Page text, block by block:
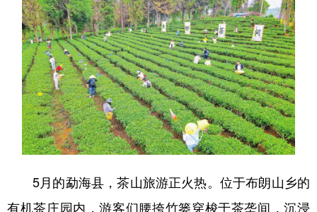
图片
经济 服务 云南故事
云南青年说 趣看文物
5月的勐海县，茶山旅游正火热。位于布朗山乡的
有机茶庄园内，游客们腰挎竹篓穿梭于茶垄间，沉浸